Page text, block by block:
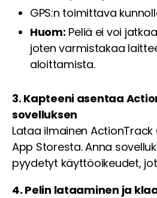
GPS:n toimittava
Huom: Peliä ei voi
joten varmistakaa
aloittamista.
3. Kapteeni asentaa
sovelluksen
Lataa ilmainen
App Storesta. Anna
pyydetyt käyttöoikeudet,
4. Pelin lataaminen ja